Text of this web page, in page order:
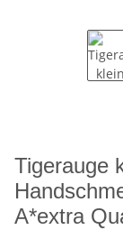
Tigerauge
A*extra